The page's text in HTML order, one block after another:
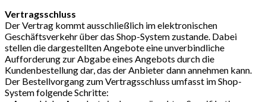
Vertragsschluss
Der Vertrag kommt ausschließlich im elektronischen
Geschäftsverkehr über das Shop-System zustande. Dabei
stellen die dargestellten Angebote eine unverbindliche
Aufforderung zur Abgabe eines Angebots durch die
Kundenbestellung dar, das der Anbieter dann annehmen kann.
Der Bestellvorgang zum Vertragsschluss umfasst im Shop-
System folgende Schritte: